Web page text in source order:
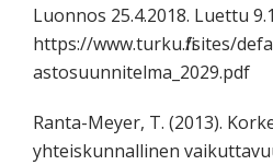
Luonnos 25.4.2018. Luettu
https://www.turku.fi/sites/
astosuunnitelma_2029.pdf
Ranta-Meyer, T. (2013).
yhteiskunnallinen